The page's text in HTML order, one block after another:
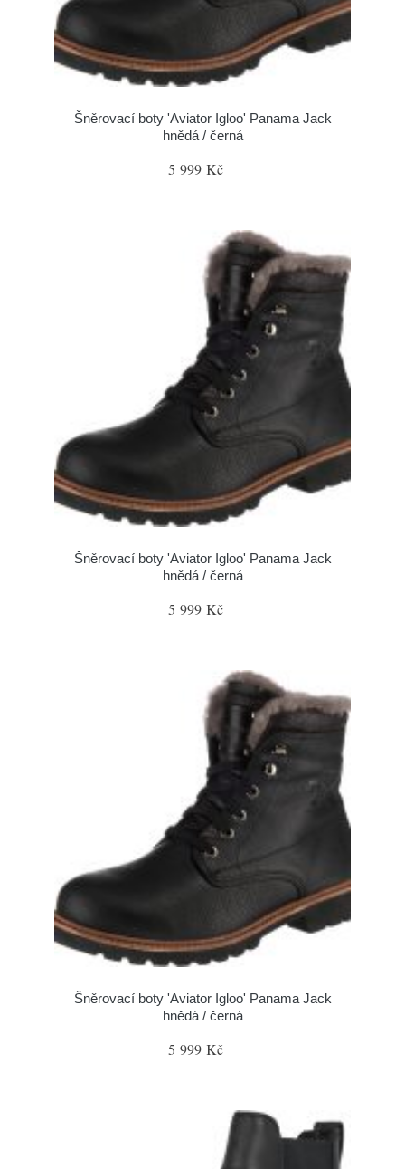
Šněrovací boty 'Aviator Igloo' Panama Jack
hnědá / černá
5 999 Kč
Šněrovací boty 'Aviator Igloo' Panama Jack
hnědá / černá
5 999 Kč
Šněrovací boty 'Aviator Igloo' Panama Jack
hnědá / černá
5 999 Kč